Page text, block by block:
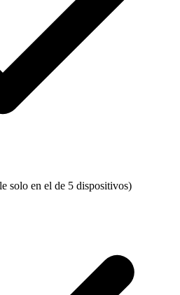
solo en el de 5 dispositivos)